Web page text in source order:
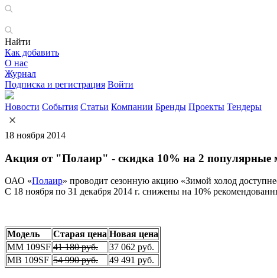
Найти
Как добавить
О нас
Журнал
Подписка и регистрация Войти
Новости События Статьи Компании Бренды Проекты Тендеры
18 ноября 2014
Акция от "Полаир" - скидка 10% на 2 популярные
ОАО «Полаир» проводит сезонную акцию «Зимой холод
С 18 ноября по 31 декабря 2014 г. снижены на 10%
Модель Старая цена Новая цена
MM 109SF 41 180 руб.
37 062 руб.
MB 109SF 54 990 руб. 49 491 руб.